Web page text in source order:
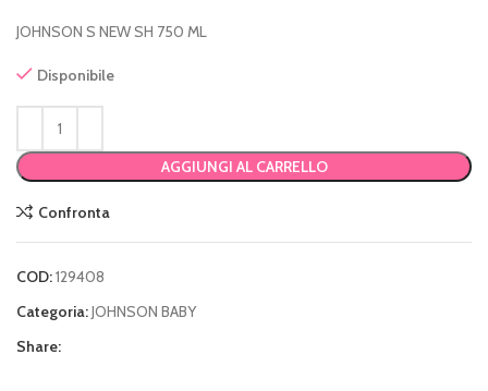
JOHNSON S NEW SH 750 ML
Disponibile
AGGIUNGI AL CARRELLO
Confronta
COD:129408
Categoria:JOHNSON BABY
Share: